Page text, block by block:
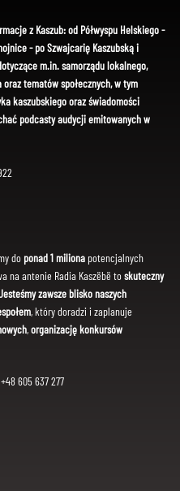
z Kaszub: od Półwyspu Helskiego -
- po Szwajcarię Kaszubską i
m.in. samorządu lokalnego,
tematów społecznych, w tym
kaszubskiego oraz świadomości
podcasty audycji emitowanych w
do ponad 1 miliona potencjalnych
na antenie Radia Kaszëbë toskuteczny
zawsze blisko naszych
, który doradzi i zaplanuje
,organizację konkursów
605 637 277